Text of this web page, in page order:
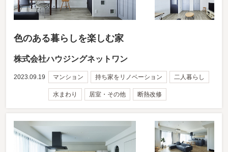
色のある暮らしを楽しむ家
株式会社ハウジングネットワン
2023.09.19 マンション 持ち家をリノベーション 二人暮らし
水まわり 居室・その他 断熱改修